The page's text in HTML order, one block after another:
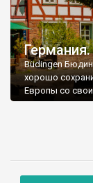
Büdingen
хорошо
Европы со